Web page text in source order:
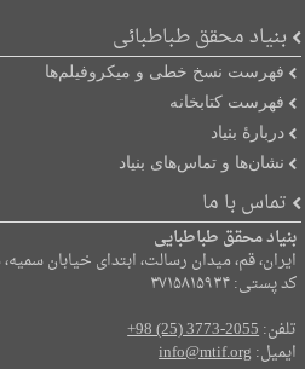
بنیاد محقق طباطبائی
فهرست نسخ خطی و میکروفیلم‌ها
فهرست کتابخانه
دربارۀ بنیاد
نشان‌ها و تماس‌های بنیاد
تماس با ما
بنیاد محقق طباطبایی
ایران، قم، میدان رسالت، ابتدای خیابان سمیه،
کد پستی: ۳۷۱۵۸۱۵۹۳۴
تلفن:+98 (25) 3773-2055
ایمیل:info@mtif.org